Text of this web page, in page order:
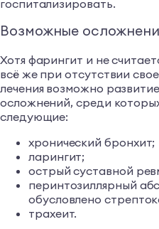
госпитализировать.
Возможные
Хотя фарингит и не
всё же при отсутствии
лечения возможно
осложнений, среди
следующие:
хронический бронхит;
ларингит;
острый суставной
перинтозиллярный
обусловлено
трахеит.